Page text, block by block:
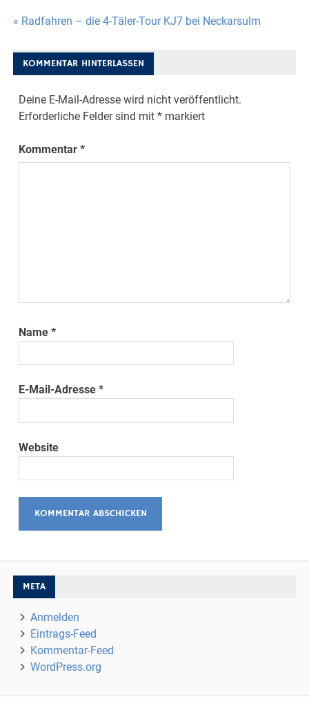
Beitragsnavigation
« Radfahren – die 4-Täler-Tour KJ7 bei Neckarsulm
KOMMENTAR HINTERLASSEN
Deine E-Mail-Adresse wird nicht veröffentlicht.
Erforderliche Felder sind mit* markiert
Kommentar*
Name*
E-Mail-Adresse*
Website
META
Anmelden
Eintrags-Feed
Kommentar-Feed
WordPress.org